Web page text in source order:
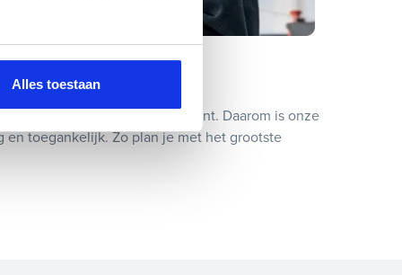
Alles toestaan
gepland!
we dat gemak de mens dient. Daarom is onze
en toegankelijk. Zo plan je met het grootste